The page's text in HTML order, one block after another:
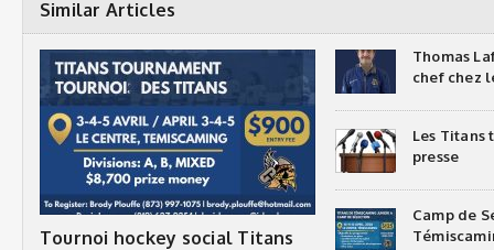
Similar Articles
Tournoi hockey social Titans
Thomas
chef chez
Les Titans
presse
Camp de